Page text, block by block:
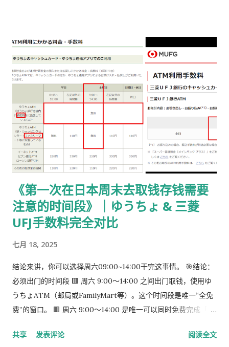
载 PDF（不是费用说明页） 👉
https://www.moj.go.jp/isa/content/930002833.pdf 打印后
填写： 右上角： 申请受理编号 右下角： 本人姓名 在指定的「収
入印紙贴付栏」内： 贴 5,500 日元的收入印纸 可以是 两张或多
张 不重叠、不消印 📌 5,500 日元适用于： 2025 年 4 月 1 日以
后提交的在留期间更新 / 资格变更申请 ② 准备回邮用【レター
パック】 可以使用： 青色：レターパックライト（430 日元）
或红色：レターパックプラス（更稳，但非强制） 回邮用 レター
パック： 提前写好“收件人地址” 可写：本人住址 或 公司地址 不
要封口 可 对折一次 （标准做法） 📌 官方邮件只写「レターパッ
ク」， 没有指定必须 Plus，也没有写必须本人签收 。 ③ 用【简
易书留】寄给入管 把以下 3 样东西一起放入一个 A4 用信封 ：
手数料纳付书（已贴印纸） 当前持有的在留卡 正本 回邮用 レタ
ーパック（对折） 信封要求： 角2 或 角4 都可以 两者都能放 A4
入管、邮局 没有尺寸指定 用你手上的那个即可 到邮局柜台说一
件人（左上或背面）： 可以写 本人住址 也可以写 公司地址 只要
《第一次在日本周末去取钱存钱需要
注意的时间段》｜ゆうちょ & 三菱
UFJ手数料完全对比
七月 18, 2025
结论来讲，你可以选择周六09:00~14:00干完这事情。 🎯结论：
必须出门的时间段 🟥 周六 9:00～14:00 之间出门取钱，使用ゆ
うちょATM（邮局或FamilyMart等）。这个时间段是唯一“全免
费”的窗口。 🟥 周六 9:00～14:00 是唯一可以同时免费完成「三
能找到免费的。
共享 发表评论 阅读全文